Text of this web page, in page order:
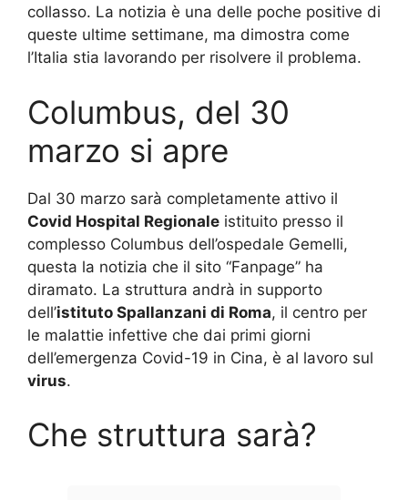
collasso. La notizia è una delle poche positive di
queste ultime settimane, ma dimostra come
l’Italia stia lavorando per risolvere il problema.
Columbus, del 30
marzo si apre
Dal 30 marzo sarà completamente attivo il
Covid Hospital Regionale istituito presso il
complesso Columbus dell’ospedale Gemelli,
questa la notizia che il sito “Fanpage” ha
diramato. La struttura andrà in supporto
dell’istituto Spallanzani di Roma, il centro per
le malattie infettive che dai primi giorni
dell’emergenza Covid-19 in Cina, è al lavoro sul
virus.
Che struttura sarà?